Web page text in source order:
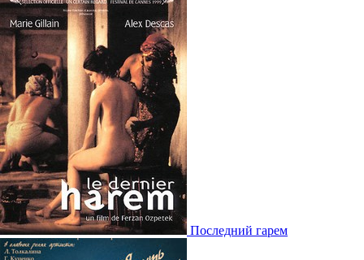
Последний гарем